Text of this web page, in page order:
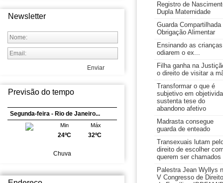
Newsletter
Enviar
Previsão do tempo
Segunda-feira - Rio de Janeiro...
Máx
32ºC
Min
24ºC
Chuva
Registro de
Dupla Maternidade
Guarda Compartilhada
Obrigação Alimentar
Ensinando as
odiarem o ex...
Filha ganha na
o direito de visitar a
Transformar o que é
subjetivo em
sustenta tese do
abandono afetivo
Madrasta consegue
guarda de enteado
Transexuais lutam
direito de escolher
querem ser chamados
Palestra Jean Wyllys
V Congresso de Direito